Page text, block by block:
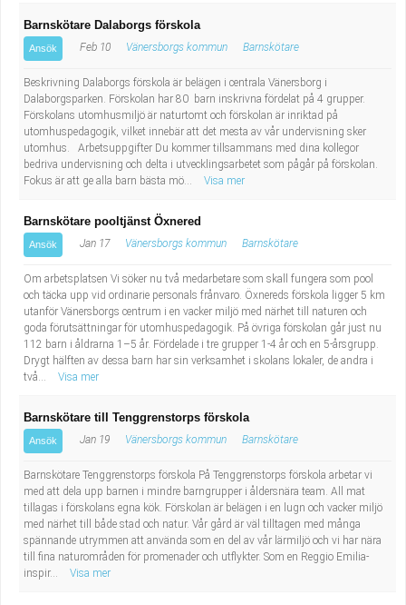
Barnskötare Dalaborgs förskola
Ansök Feb 10 Vänersborgs kommun Barnskötare
Beskrivning Dalaborgs förskola är belägen i centrala Vänersborg i
Dalaborgsparken. Förskolan har 80 barn inskrivna fördelat på 4 grupper.
Förskolans utomhusmiljö är naturtomt och förskolan är inriktad på
utomhuspedagogik, vilket innebär att det mesta av vår undervisning sker
utomhus. Arbetsuppgifter Du kommer tillsammans med dina kollegor
bedriva undervisning och delta i utvecklingsarbetet som pågår på förskolan.
Fokus är att ge alla barn bästa mö...
Visa mer
Barnskötare pooltjänst Öxnered
Ansök Jan 17 Vänersborgs kommun Barnskötare
Om arbetsplatsen Vi söker nu två medarbetare som skall fungera som pool
och täcka upp vid ordinarie personals frånvaro. Öxnereds förskola ligger 5 km
utanför Vänersborgs centrum i en vacker miljö med närhet till naturen och
goda förutsättningar för utomhuspedagogik. På övriga förskolan går just nu
112 barn i åldrarna 1–5 år. Fördelade i tre grupper 1-4 år och en 5-årsgrupp.
Drygt hälften av dessa barn har sin verksamhet i skolans lokaler, de andra i
två...
Visa mer
Barnskötare till Tenggrenstorps förskola
Ansök Jan 19 Vänersborgs kommun Barnskötare
Barnskötare Tenggrenstorps förskola På Tenggrenstorps förskola arbetar vi
med att dela upp barnen i mindre barngrupper i åldersnära team. All mat
tillagas i förskolans egna kök. Förskolan är belägen i en lugn och vacker miljö
med närhet till både stad och natur. Vår gård är väl tilltagen med många
spännande utrymmen att använda som en del av vår lärmiljö och vi har nära
till fina naturområden för promenader och utflykter. Som en Reggio Emilia-
inspir...
Visa mer